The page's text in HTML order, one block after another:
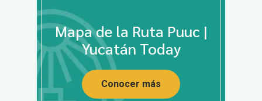
Mapa de la Ruta Puuc |
Yucatán Today
Conocer más